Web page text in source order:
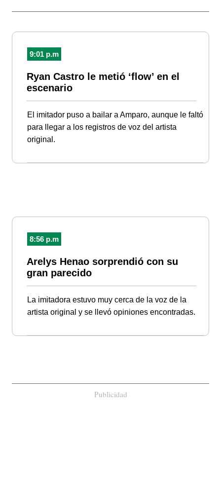
9:01 p.m
Ryan Castro le metió ‘flow’ en el
escenario
El imitador puso a bailar a Amparo, aunque le faltó
para llegar a los registros de voz del artista
original.
8:56 p.m
Arelys Henao sorprendió con su
gran parecido
La imitadora estuvo muy cerca de la voz de la
artista original y se llevó opiniones encontradas.
Publicidad